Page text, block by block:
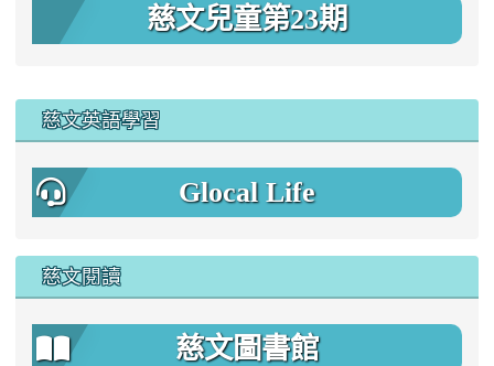
慈文兒童第23期
::: 慈文英語學習
Glocal Life
慈文閱讀
慈文圖書館